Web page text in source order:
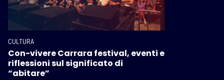
CULTURA
Con-vivere Carrara festival, eventi e
riflessioni sul significato di
“abitare”